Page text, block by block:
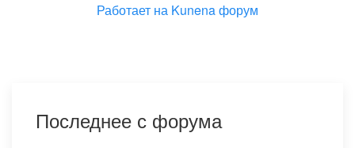
Работает на Kunena форум
Последнее с форума